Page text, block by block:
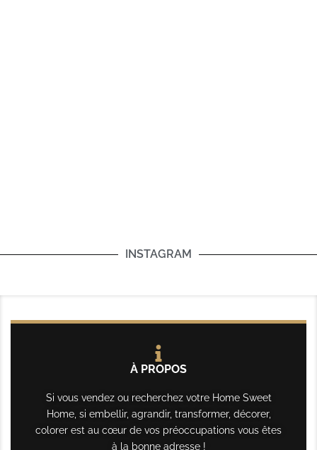
INSTAGRAM
À PROPOS
Si vous vendez ou recherchez votre Home Sweet
Home, si embellir, agrandir, transformer, décorer,
colorer est au cœur de vos préoccupations vous êtes
à la bonne adresse !